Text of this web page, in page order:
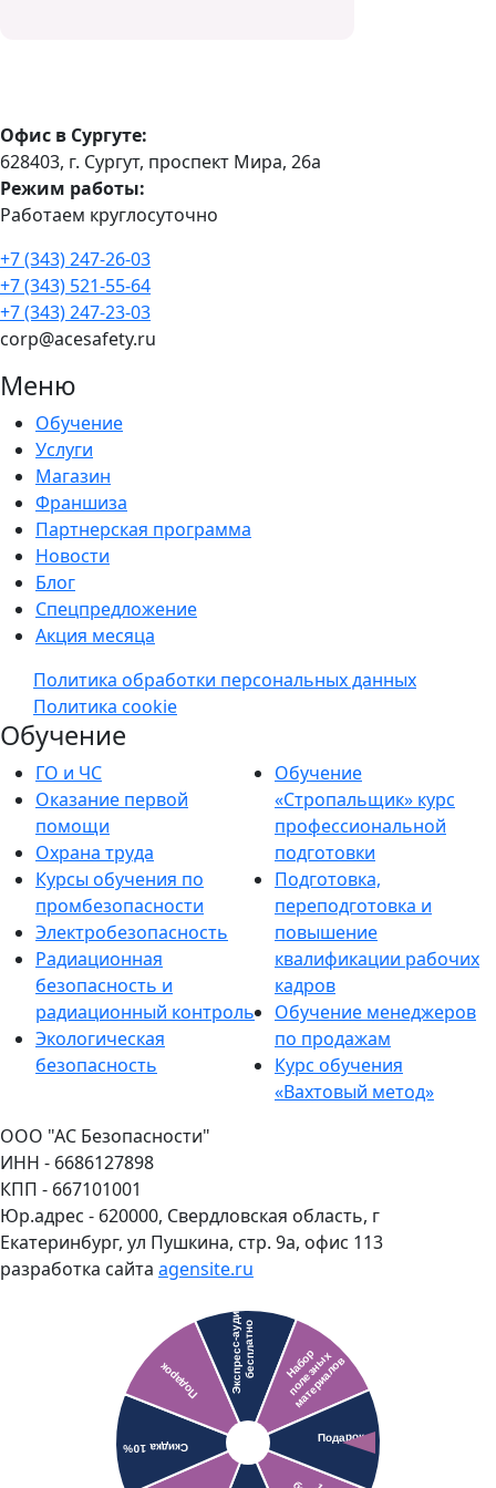
Офис в Сургуте:
628403, г. Сургут, проспект Мира, 26а
Режим работы:
Работаем круглосуточно
+7 (343) 247-26-03
+7 (343) 521-55-64
+7 (343) 247-23-03
corp@acesafety.ru
Меню
Обучение
Услуги
Магазин
Франшиза
Партнерская программа
Новости
Блог
Спецпредложение
Акция месяца
Политика обработки персональных данных
Политика cookie
Обучение
ГО и ЧС
Оказание первой
помощи
Охрана труда
Курсы обучения по
промбезопасности
Электробезопасность
Радиационная
безопасность и
радиационный контроль
Экологическая
безопасность
Обучение
«Стропальщик» курс
профессиональной
подготовки
Подготовка,
переподготовка и
повышение
квалификации рабочих
кадров
Обучение менеджеров
по продажам
Курс обучения
«Вахтовый метод»
ООО "АС Безопасности"
ИНН - 6686127898
КПП - 667101001
Юр.адрес - 620000, Свердловская область, г
Екатеринбург, ул Пушкина, стр. 9а, офис 113
разработка сайта agensite.ru